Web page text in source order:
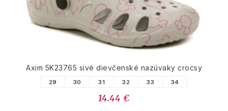
Axim 5K23765 sivé dievčenské nazúvaky crocsy
29 30 31 32 33 34
14.44 €